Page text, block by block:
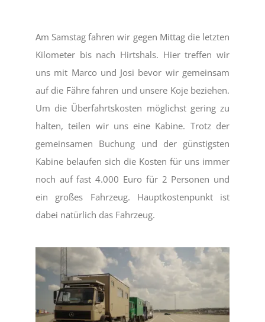
Am Samstag fahren wir gegen Mittag die letzten
Kilometer bis nach Hirtshals. Hier treffen wir
uns mit Marco und Josi bevor wir gemeinsam
auf die Fähre fahren und unsere Koje beziehen.
Um die Überfahrtskosten möglichst gering zu
halten, teilen wir uns eine Kabine. Trotz der
gemeinsamen Buchung und der günstigsten
Kabine belaufen sich die Kosten für uns immer
noch auf fast 4.000 Euro für 2 Personen und
ein großes Fahrzeug. Hauptkostenpunkt ist
dabei natürlich das Fahrzeug.